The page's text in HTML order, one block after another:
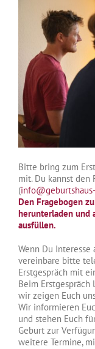
Bitte bring zum
mit. Du kannst den
(
Den Fragebogen
herunterladen und
ausfüllen.
Wenn Du Interesse
vereinbare bitte
Erstgespräch mit
Beim
wir zeigen Euch
Wir informieren
und stehen Euch
Geburt zur
weitere Termine,